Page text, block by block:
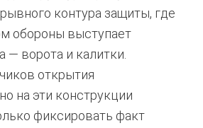
контура защиты, где
обороны выступает
— ворота и калитки.
открытия
на эти конструкции
фиксировать факт